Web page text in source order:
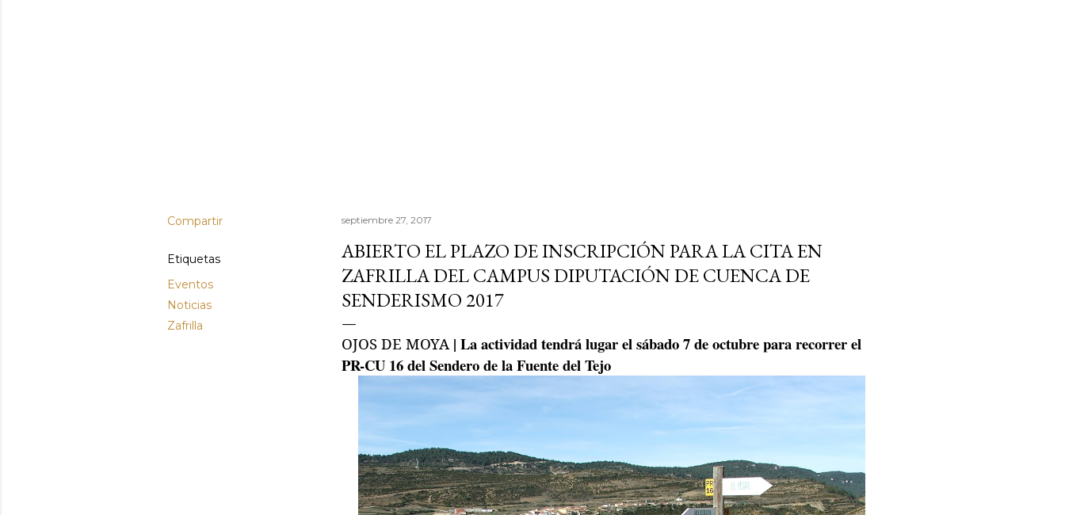
Compartir
Etiquetas
Eventos
Noticias
Zafrilla
septiembre 27, 2017
ABIERTO EL PLAZO DE INSCRIPCIÓN PARA LA CITA EN
ZAFRILLA DEL CAMPUS DIPUTACIÓN DE CUENCA DE
SENDERISMO 2017
OJOS DE MOYA| La actividad tendrá lugar el sábado 7 de octubre para recorrer el
PR-CU 16 del Sendero de la Fuente del Tejo